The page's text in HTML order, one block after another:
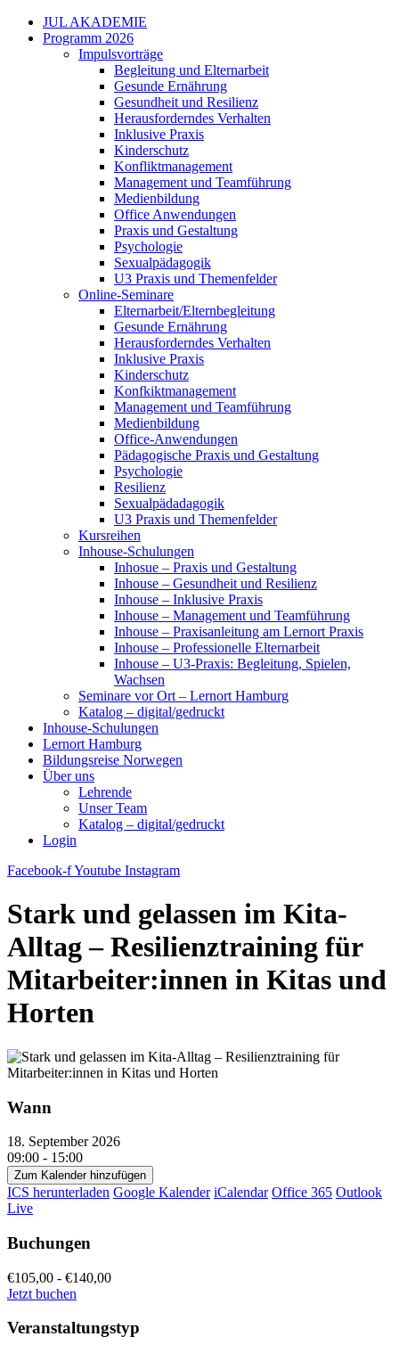
JUL AKADEMIE
Programm 2026
Impulsvorträge
Begleitung und Elternarbeit
Gesunde Ernährung
Gesundheit und Resilienz
Herausforderndes Verhalten
Inklusive Praxis
Kinderschutz
Konfliktmanagement
Management und Teamführung
Medienbildung
Office Anwendungen
Praxis und Gestaltung
Psychologie
Sexualpädagogik
U3 Praxis und Themenfelder
Online-Seminare
Elternarbeit/Elternbegleitung
Gesunde Ernährung
Herausforderndes Verhalten
Inklusive Praxis
Kinderschutz
Konfkiktmanagement
Management und Teamführung
Medienbildung
Office-Anwendungen
Pädagogische Praxis und Gestaltung
Psychologie
Resilienz
Sexualpädadagogik
U3 Praxis und Themenfelder
Kursreihen
Inhouse-Schulungen
Inhosue – Praxis und Gestaltung
Inhouse – Gesundheit und Resilienz
Inhouse – Inklusive Praxis
Inhouse – Management und Teamführung
Inhouse – Praxisanleitung am Lernort Praxis
Inhouse – Professionelle Elternarbeit
Inhouse – U3-Praxis: Begleitung, Spielen,
Wachsen
Seminare vor Ort – Lernort Hamburg
Katalog – digital/gedruckt
Inhouse-Schulungen
Lernort Hamburg
Bildungsreise Norwegen
Über uns
Lehrende
Unser Team
Katalog – digital/gedruckt
Login
Facebook-fYoutube Instagram
Stark und gelassen im Kita-
Alltag – Resilienztraining für
Mitarbeiter:innen in Kitas und
Horten
Wann
18. September 2026
09:00 - 15:00
Zum Kalender hinzufügen
ICS herunterladen Google Kalender iCalendar Office 365 Outlook
Live
Buchungen
€105,00 - €140,00
Jetzt buchen
Veranstaltungstyp